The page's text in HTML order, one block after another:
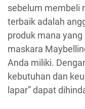
sebelum membeli
terbaik adalah
produk mana
maskara
Anda miliki.
kebutuhan dan
lapar” dapat